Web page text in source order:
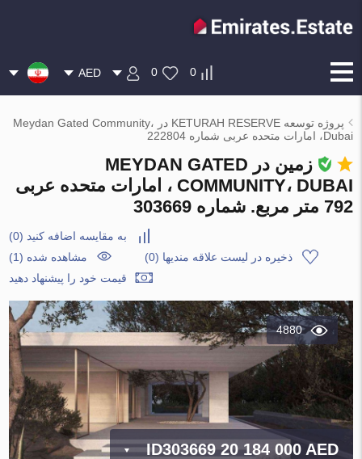
0
0
AED
پروژه توسعه KETURAH RESERVE در Meydan Gated Community،
Dubai، امارات متحده عربی شماره 222804
زمین در MEYDAN GATED
COMMUNITY، DUBAI ، امارات متحده عربی
792 متر مربع. شماره 303669
به مقایسه اضافه کنید (
0
)
ذخیره در لیست علاقه مندیها (
0
)
مشاهده شده (1)
قیمت خود را پیشنهاد دهید
4880
ID30366920 184 000 AED